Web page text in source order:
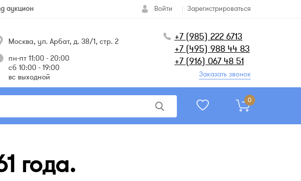
аукцион Зарегистрироваться
Войти
Москва, ул. Арбат, д. 38/1, стр. 2
пн-пт 11:00 - 20:00
сб 10:00 - 19:00
вс выходной
+7 (985) 222 6713
+7 (495) 988 44 83
+7 (916) 067 48 51
Заказать звонок
0
года.